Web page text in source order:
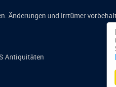
Änderungen und Irrtümer
Antiquitäten